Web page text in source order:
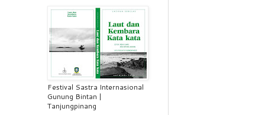
Festival Sastra Internasional
Gunung Bintan |
Tanjungpinang